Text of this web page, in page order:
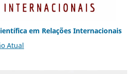
em Relações Internacionais
Atual